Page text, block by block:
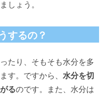
しょう。
するの？
たり、そもそも水分を多
す。ですから、 水分を切
るのです。また、水分は